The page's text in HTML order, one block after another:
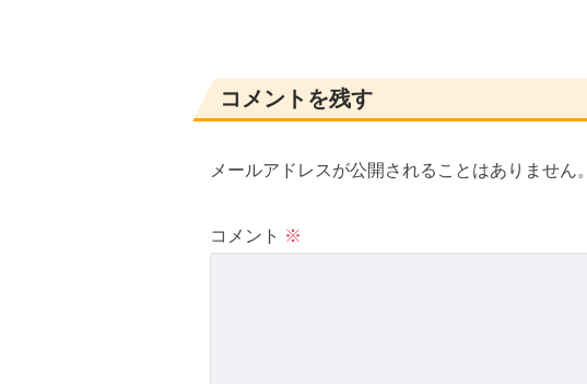
コメントを残す
メールアドレスが公開されることはありません。
コメント ※